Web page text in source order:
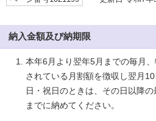
納入金額及び納期限
本年6月より翌年5月までの毎月
されている月割額を徴収し翌月
日・祝日のときは、その日以降の
までに納めてください。